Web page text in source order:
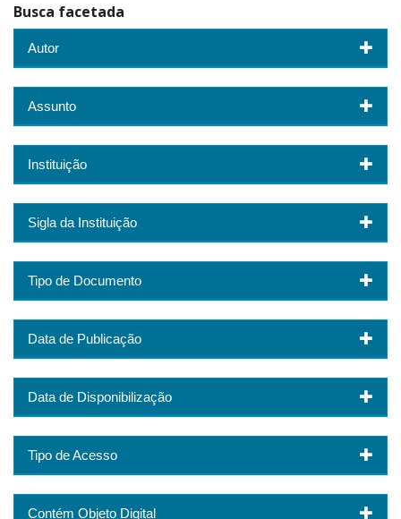
Busca facetada
Autor
Assunto
Instituição
Sigla da Instituição
Tipo de Documento
Data de Publicação
Data de Disponibilização
Tipo de Acesso
Contém Objeto Digital